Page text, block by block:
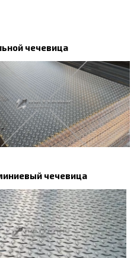
чечевица
чечевица